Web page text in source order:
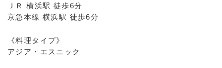
ＪＲ 横浜駅 徒歩6分
京急本線 横浜駅 徒歩6分
《料理タイプ》
アジア・エスニック